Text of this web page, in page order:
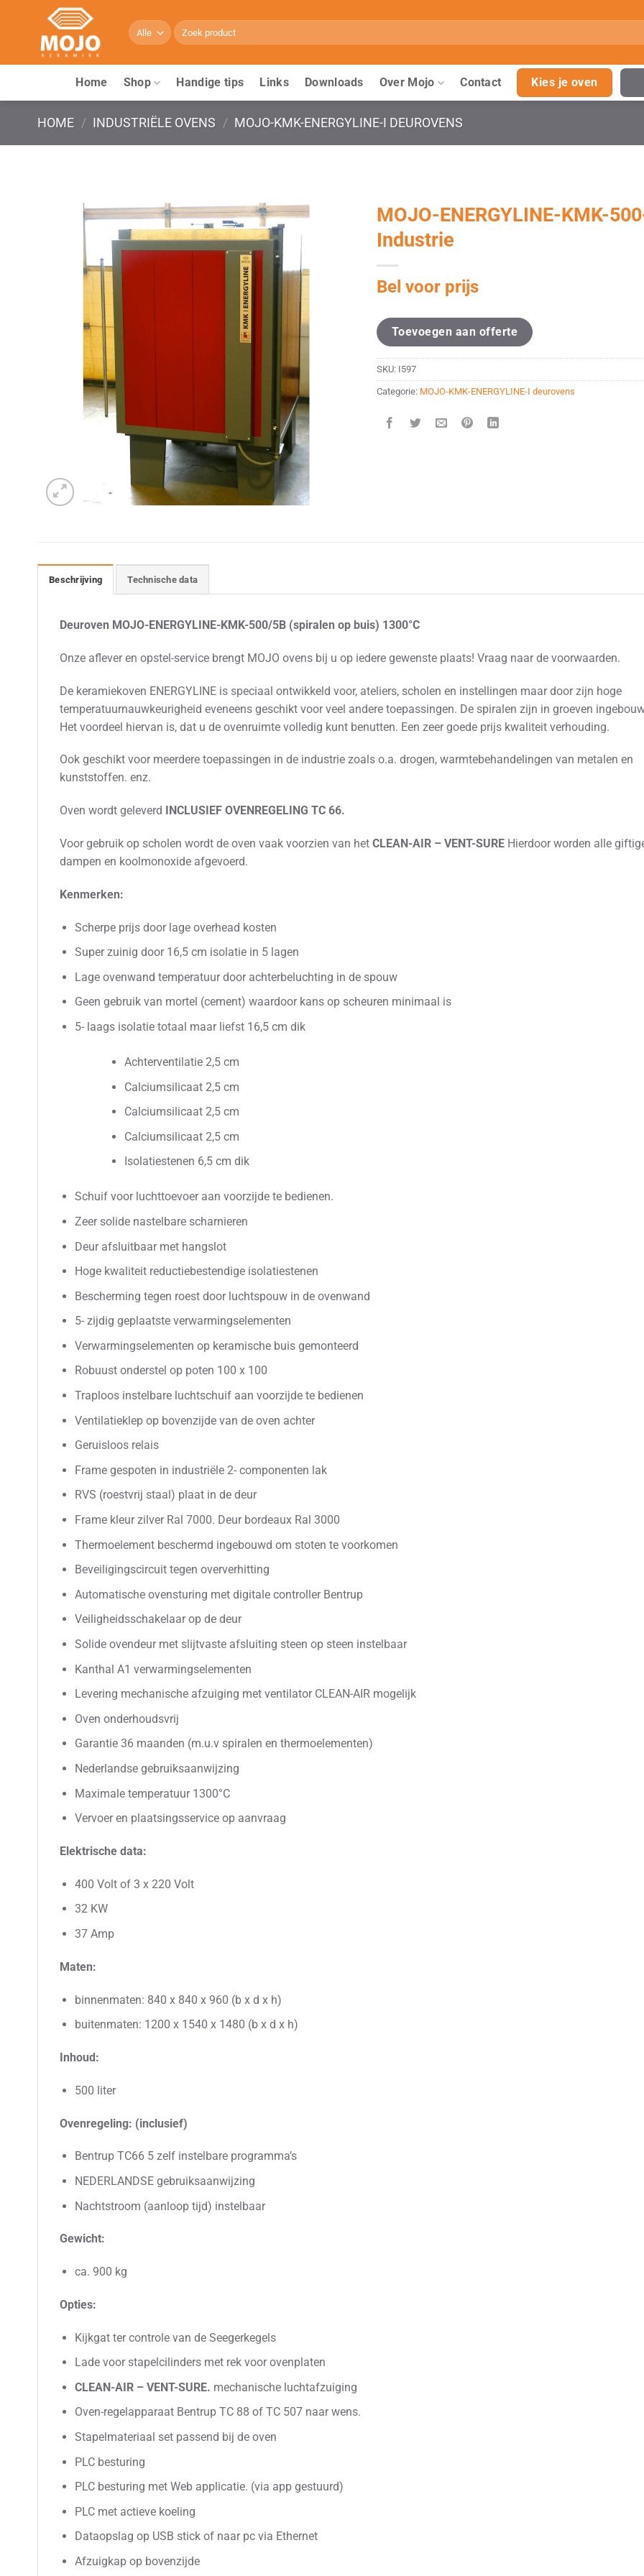
Zoeken
naar:
Home Shop Handige tips Links Downloads Over Mojo Contact Kies je oven
HOME / INDUSTRIËLE OVENS / MOJO-KMK-ENERGYLINE-I DEUROVENS
MOJO-ENERGYLINE-KMK-
Industrie
Bel voor prijs
Toevoegen aan offerte
SKU: I597
Categorie: MOJO-KMK-ENERGYLINE-I deurovens
Beschrijving Technische data
Deuroven MOJO-ENERGYLINE-KMK-500/5B (spiralen op buis) 1300°C
Onze aflever en opstel-service brengt MOJO ovens bij u op iedere gewenste plaats! Vraag naar de voorwaarden.
De keramiekoven ENERGYLINE is speciaal ontwikkeld voor, ateliers, scholen en instellingen maar door zijn hoge
temperatuurnauwkeurigheid eveneens geschikt voor veel andere toepassingen. De spiralen zijn in groeven
Het voordeel hiervan is, dat u de ovenruimte volledig kunt benutten. Een zeer goede prijs kwaliteit verhouding.
Ook geschikt voor meerdere toepassingen in de industrie zoals o.a. drogen, warmtebehandelingen van metalen en
kunststoffen. enz.
Oven wordt geleverd INCLUSIEF OVENREGELING TC 66.
Voor gebruik op scholen wordt de oven vaak voorzien van het CLEAN-AIR – VENT-SURE Hierdoor worden alle
dampen en koolmonoxide afgevoerd.
Kenmerken:
Scherpe prijs door lage overhead kosten
Super zuinig door 16,5 cm isolatie in 5 lagen
Lage ovenwand temperatuur door achterbeluchting in de spouw
Geen gebruik van mortel (cement) waardoor kans op scheuren minimaal is
5- laags isolatie totaal maar liefst 16,5 cm dik
Achterventilatie 2,5 cm
Calciumsilicaat 2,5 cm
Calciumsilicaat 2,5 cm
Calciumsilicaat 2,5 cm
Isolatiestenen 6,5 cm dik
Schuif voor luchttoevoer aan voorzijde te bedienen.
Zeer solide nastelbare scharnieren
Deur afsluitbaar met hangslot
Hoge kwaliteit reductiebestendige isolatiestenen
Bescherming tegen roest door luchtspouw in de ovenwand
5- zijdig geplaatste verwarmingselementen
Verwarmingselementen op keramische buis gemonteerd
Robuust onderstel op poten 100 x 100
Traploos instelbare luchtschuif aan voorzijde te bedienen
Ventilatieklep op bovenzijde van de oven achter
Geruisloos relais
Frame gespoten in industriële 2- componenten lak
RVS (roestvrij staal) plaat in de deur
Frame kleur zilver Ral 7000. Deur bordeaux Ral 3000
Thermoelement beschermd ingebouwd om stoten te voorkomen
Beveiligingscircuit tegen oververhitting
Automatische ovensturing met digitale controller Bentrup
Veiligheidsschakelaar op de deur
Solide ovendeur met slijtvaste afsluiting steen op steen instelbaar
Kanthal A1 verwarmingselementen
Levering mechanische afzuiging met ventilator CLEAN-AIR mogelijk
Oven onderhoudsvrij
Garantie 36 maanden (m.u.v spiralen en thermoelementen)
Nederlandse gebruiksaanwijzing
Maximale temperatuur 1300°C
Vervoer en plaatsingsservice op aanvraag
Elektrische data:
400 Volt of 3 x 220 Volt
32 KW
37 Amp
Maten:
binnenmaten: 840 x 840 x 960 (b x d x h)
buitenmaten: 1200 x 1540 x 1480 (b x d x h)
Inhoud:
500 liter
Ovenregeling: (inclusief)
Bentrup TC66 5 zelf instelbare programma’s
NEDERLANDSE gebruiksaanwijzing
Nachtstroom (aanloop tijd) instelbaar
Gewicht:
ca. 900 kg
Opties:
Kijkgat ter controle van de Seegerkegels
Lade voor stapelcilinders met rek voor ovenplaten
CLEAN-AIR – VENT-SURE. mechanische luchtafzuiging
Oven-regelapparaat Bentrup TC 88 of TC 507 naar wens.
Stapelmateriaal set passend bij de oven
PLC besturing
PLC besturing met Web applicatie. (via app gestuurd)
PLC met actieve koeling
Dataopslag op USB stick of naar pc via Ethernet
Afzuigkap op bovenzijde